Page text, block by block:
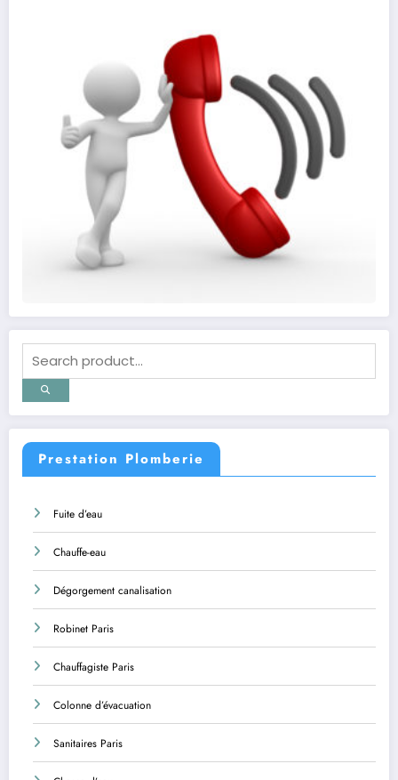
Prestation Plomberie
Fuite d’eau
Chauffe-eau
Dégorgement canalisation
Robinet Paris
Chauffagiste Paris
Colonne d’évacuation
Sanitaires Paris